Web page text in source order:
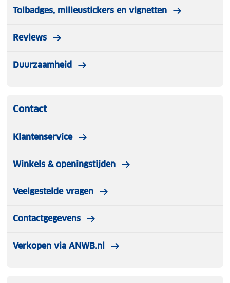
Tolbadges, milieustickers en vignetten
Reviews
Duurzaamheid
Contact
Klantenservice
Winkels & openingstijden
Veelgestelde vragen
Contactgegevens
Verkopen via ANWB.nl